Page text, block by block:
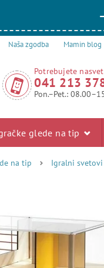
Naša zgodba Mamin blog
Potrebujete
041 213
Pon.–Pet.:
glede na tip
na tip Igralni svetovi